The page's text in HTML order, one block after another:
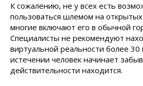
К сожалению, не у всех есть
пользоваться шлемом на открытых
многие включают его в обычной
Специалисты не рекомендуют
виртуальной реальности более 30
истечении человек начинает
действительности находится.